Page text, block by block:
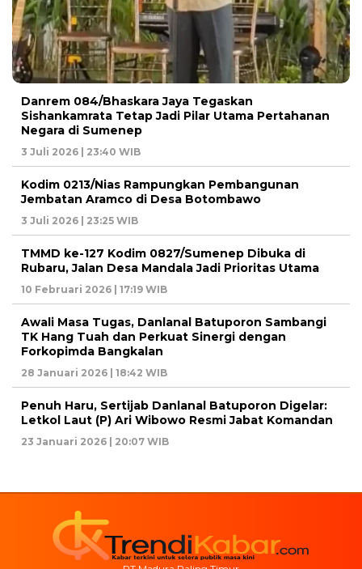
Danrem 084/Bhaskara Jaya Tegaskan
Sishankamrata Tetap Jadi Pilar Utama Pertahanan
Negara di Sumenep
3 Juli 2026 | 23:40 WIB
Kodim 0213/Nias Rampungkan Pembangunan
Jembatan Aramco di Desa Botombawo
3 Juli 2026 | 23:25 WIB
TMMD ke-127 Kodim 0827/Sumenep Dibuka di
Rubaru, Jalan Desa Mandala Jadi Prioritas Utama
10 Februari 2026 | 17:19 WIB
Awali Masa Tugas, Danlanal Batuporon Sambangi
TK Hang Tuah dan Perkuat Sinergi dengan
Forkopimda Bangkalan
28 Januari 2026 | 18:42 WIB
Penuh Haru, Sertijab Danlanal Batuporon Digelar:
Letkol Laut (P) Ari Wibowo Resmi Jabat Komandan
23 Januari 2026 | 20:07 WIB